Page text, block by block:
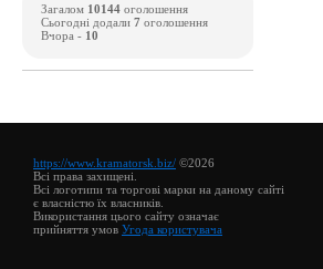
Загалом 10144 оголошення
Сьогодні додали 7 оголошення
Вчора - 10
https://www.kramatorsk.biz/ ©2026
Всі права захищені.
Всі логотипи та торгові марки на даному сайті
є власністю їх власників.
Використання цього сайту означає
прийняття умов Угода користувача